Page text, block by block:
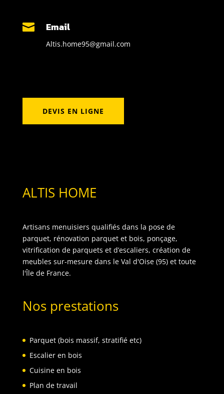
 Email
Altis.home95@gmail.com
DEVIS EN LIGNE
ALTIS HOME
Artisans menuisiers qualifiés dans la pose de
parquet, rénovation parquet et bois, ponçage,
vitrification de parquets et d’escaliers, création de
meubles sur-mesure dans le Val d'Oise (95) et toute
l'Île de France.
Nos prestations
Parquet (bois massif, stratifié etc)
Escalier en bois
Cuisine en bois
Plan de travail